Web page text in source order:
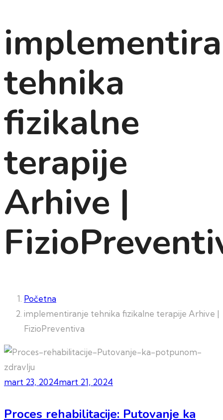
tehnika
fizikalne
terapije
Arhive |
Početna
implementiranje tehnika fizikalne terapije Arhive |
FizioPreventiva
mart 23, 2024mart 21, 2024
Proces rehabilitacije: Putovanje ka